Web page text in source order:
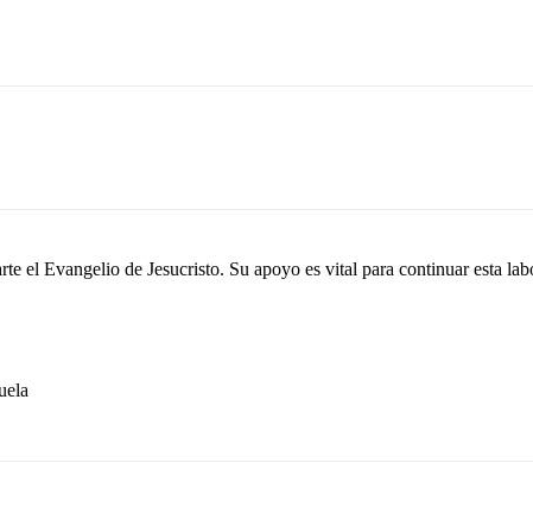
el Evangelio de Jesucristo. Su apoyo es vital para continuar esta